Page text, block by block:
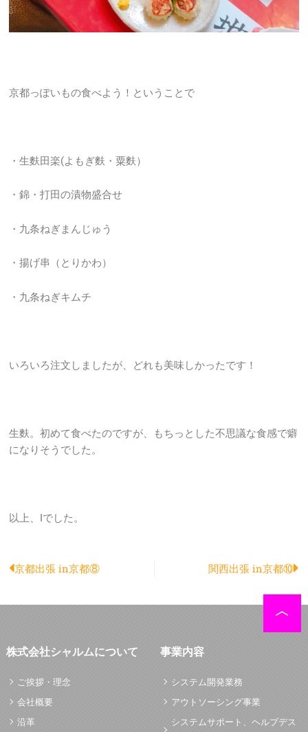
京都っぽいもの食べよう！ということで
・生麩田楽(よもぎ麩・粟麩）
・錦・打田の漬物盛合せ
・九条ねぎまんじゅう
・揚げ串（とりかわ）
・九条ねぎキムチ
いろいろ注文しましたが、どれも美味しかったです！
生麩。初めて食べたのですが、もちっとした不思議な食感で癖
になりそうでした。
以上、Iでした。
Prev
京都出張 in京都⑧ 関西出張 in京都⑩
株式会社シャルムについて
ご挨拶・理念
会社概要
沿革
事業内容
システム開発業務
アウトソーシング事業
システムサポート、ヘルプデス